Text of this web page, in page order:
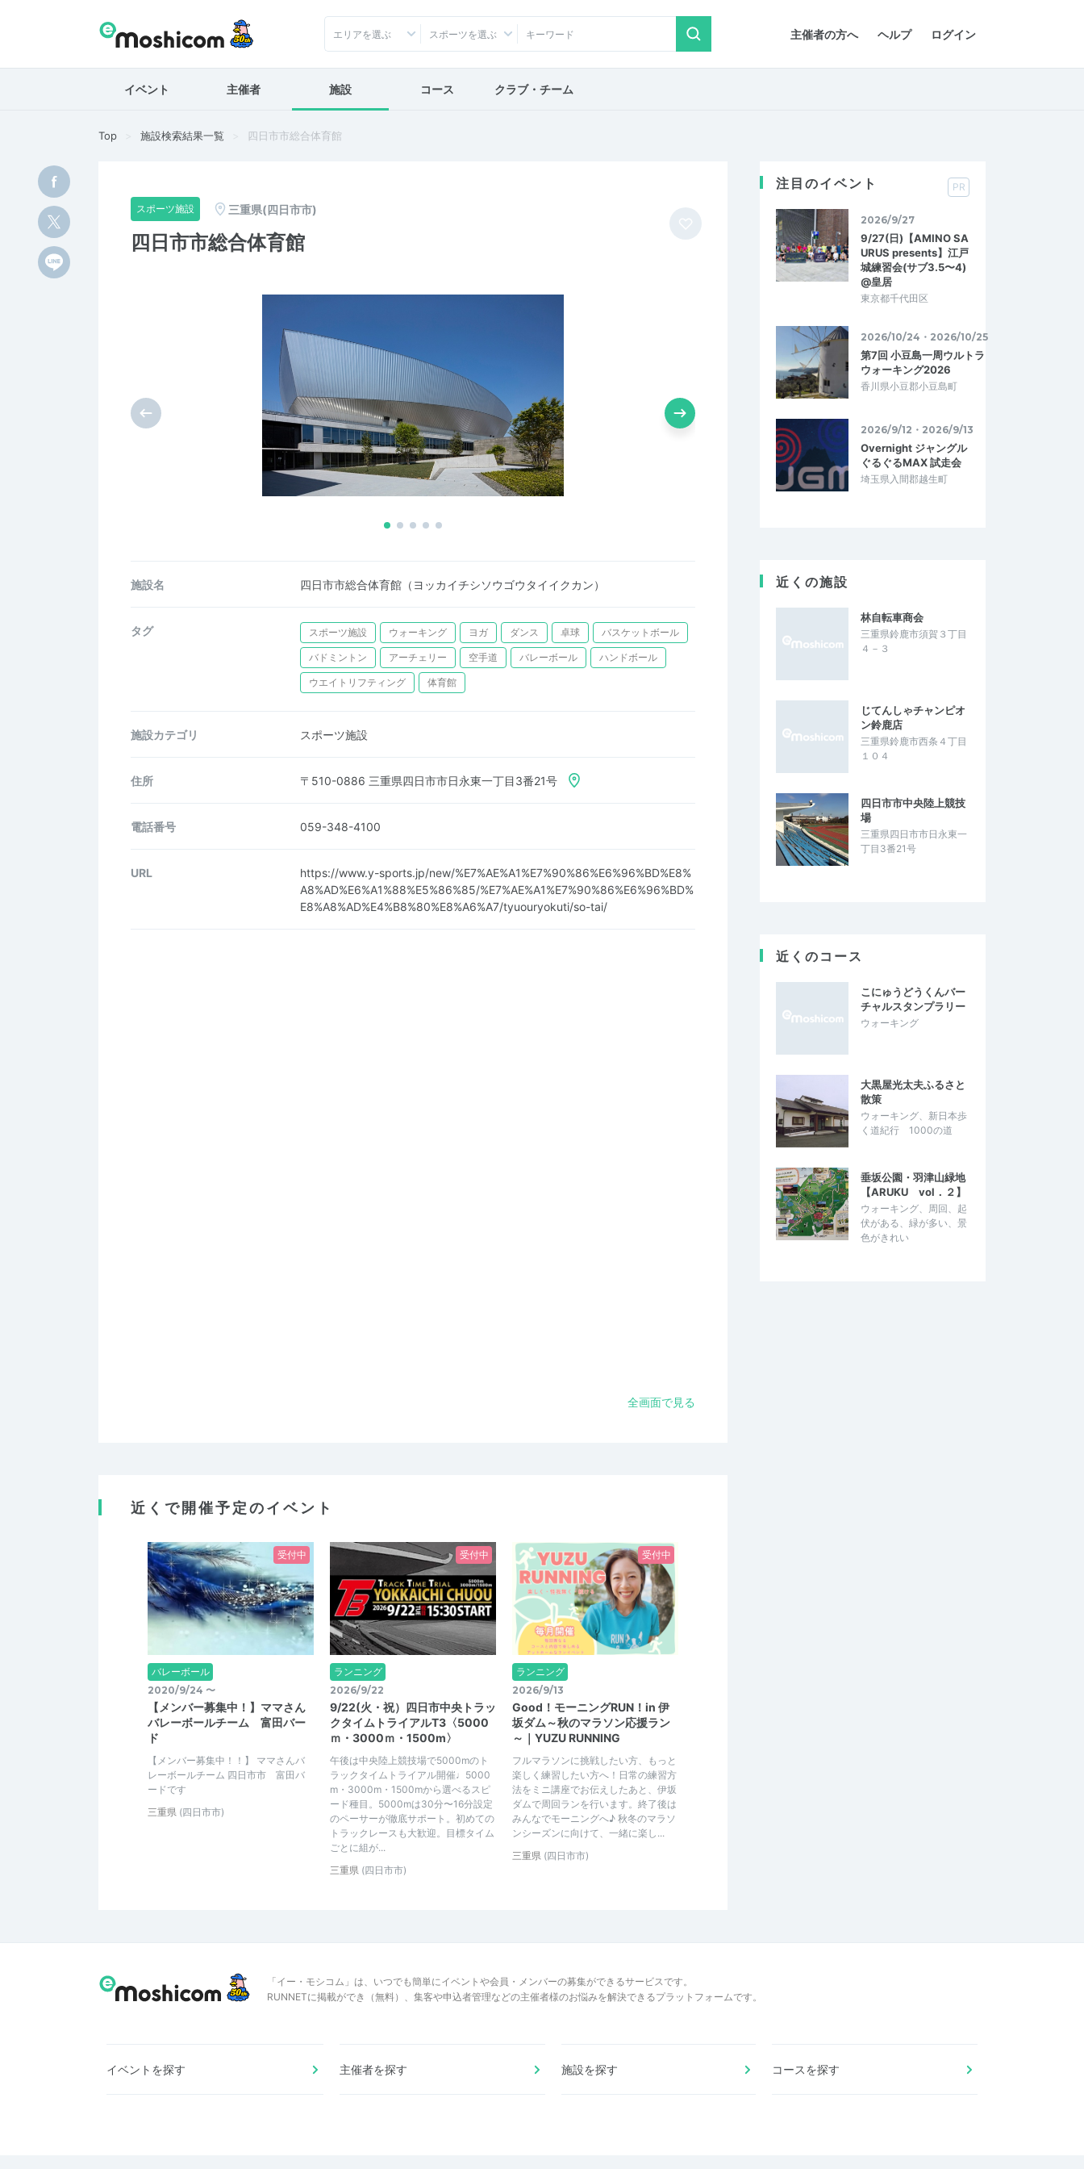
主催者の方へ ヘルプ ログイン
エリアを選ぶ スポーツを選ぶ
イベント 主催者 施設 コース クラブ・チーム
Top 施設検索結果一覧 四日市市総合体育館
スポーツ施設 三重県(四日市市)
四日市市総合体育館
施設名 四日市市総合体育館（ヨッカイチシソウゴウタイイクカン）
タグ スポーツ施設 ウォーキング ヨガ ダンス 卓球 バスケットボール
バドミントン アーチェリー 空手道 バレーボール ハンドボール
ウエイトリフティング 体育館
施設カテゴリ スポーツ施設
住所 〒510-0886 三重県四日市市日永東一丁目3番21号
電話番号 059-348-4100
URL
https://www.y-sports.jp/new/%E7%AE%A1%E7%90%86%E6%96%BD%E8%
A8%AD%E6%A1%88%E5%86%85/%E7%AE%A1%E7%90%86%E6%96%BD%
E8%A8%AD%E4%B8%80%E8%A6%A7/tyuouryokuti/so-tai/
全画面で見る
近くで開催予定のイベント
受付中
バレーボール
2020/9/24 〜
【メンバー募集中！】ママさん
バレーボールチーム 富田バー
ド
【メンバー募集中！！】 ママさんバ
レーボールチーム 四日市市 富田バ
ードです
三重県 (四日市市)
受付中
ランニング
2026/9/22
9/22(火・祝）四日市中央トラッ
クタイムトライアルT3〈5000
ｍ・3000ｍ・1500m〉
午後は中央陸上競技場で5000mのト
ラックタイムトライアル開催♩5000
m・3000m・1500mから選べるスピ
ード種目。5000mは30分〜16分設定
のペーサーが徹底サポート。初めての
トラックレースも大歓迎。目標タイム
ごとに組が...
三重県 (四日市市)
受付中
ランニング
2026/9/13
Good！モーニングRUN！in 伊
坂ダム～秋のマラソン応援ラン
～｜YUZU RUNNING
フルマラソンに挑戦したい方、もっと
楽しく練習したい方へ！日常の練習方
法をミニ講座でお伝えしたあと、伊坂
ダムで周回ランを行います。終了後は
みんなでモーニングへ♪ 秋冬のマラソ
ンシーズンに向けて、一緒に楽し...
三重県 (四日市市)
注目のイベント PR
2026/9/27
9/27(日)【AMINO SA
URUS presents】江戸
城練習会(サブ3.5〜4)
@皇居
東京都千代田区
2026/10/24・2026/10/25
第7回 小豆島一周ウルトラ
ウォーキング2026
香川県小豆郡小豆島町
2026/9/12・2026/9/13
Overnight ジャングル
ぐるぐるMAX 試走会
埼玉県入間郡越生町
近くの施設
林自転車商会
三重県鈴鹿市須賀３丁目
４－３
じてんしゃチャンピオ
ン鈴鹿店
三重県鈴鹿市西条４丁目
１０４
四日市市中央陸上競技
場
三重県四日市市日永東一
丁目3番21号
近くのコース
こにゅうどうくんバー
チャルスタンプラリー
ウォーキング
大黒屋光太夫ふるさと
散策
ウォーキング、新日本歩
く道紀行 1000の道
垂坂公園・羽津山緑地
【ARUKU vol．２】
ウォーキング、周回、起
伏がある、緑が多い、景
色がきれい
「イー・モシコム」は、いつでも簡単にイベントや会員・メンバーの募集ができるサービスです。
RUNNETに掲載ができ（無料）、集客や申込者管理などの主催者様のお悩みを解決できるプラットフォームです。
イベントを探す 主催者を探す 施設を探す コースを探す